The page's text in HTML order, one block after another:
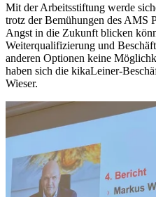
Mit der Arbeitsstiftung werde
trotz der Bemühungen des AMS
Angst in die Zukunft blicken
Weiterqualifizierung und
anderen Optionen keine
haben sich die kikaLeiner-
Wieser.